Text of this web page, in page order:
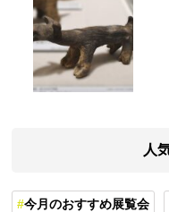
人
今月のおすすめ展覧会